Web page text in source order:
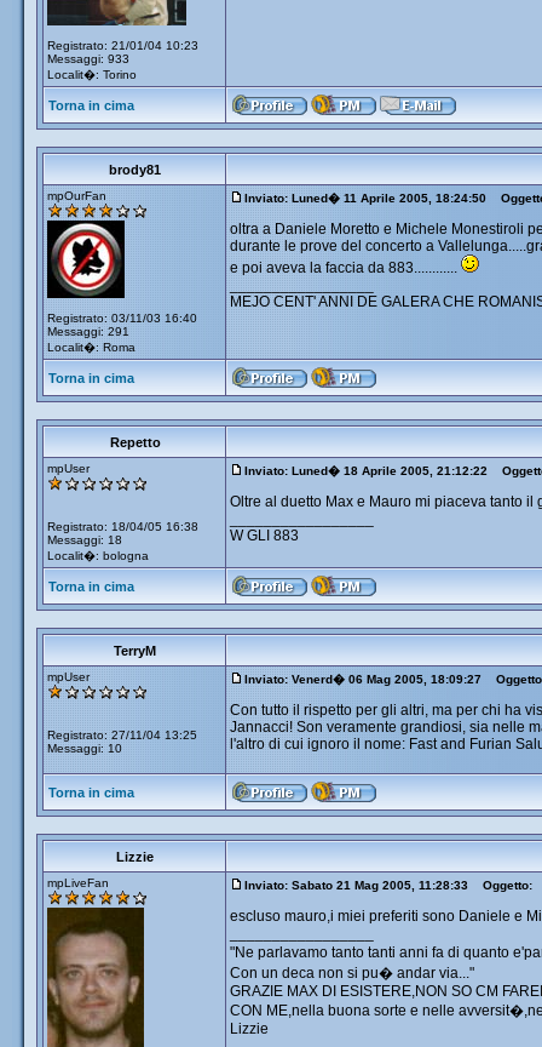
Registrato: 21/01/04 10:23
Messaggi: 933
Localit�: Torino
Torna in cima
brody81
mpOurFan
Registrato: 03/11/03 16:40
Messaggi: 291
Localit�: Roma
Inviato: Luned� 11 Aprile 2005, 18:24:50
oltra a Daniele Moretto e Michele Monestiroli
durante le prove del concerto a
e poi aveva la faccia da 883............
MEJO CENT' ANNI DE GALERA CHE
Torna in cima
Repetto
mpUser
Registrato: 18/04/05 16:38
Messaggi: 18
Localit�: bologna
Inviato: Luned� 18 Aprile 2005, 21:12:22
Oltre al duetto Max e Mauro mi piaceva tanto il
W GLI 883
Torna in cima
TerryM
mpUser
Registrato: 27/11/04 13:25
Messaggi: 10
Inviato: Venerd� 06 Mag 2005, 18:09:27
Con tutto il rispetto per gli altri, ma per chi ha
Jannacci! Son veramente grandiosi, sia nelle
l'altro di cui ignoro il nome: Fast and Furian
Torna in cima
Lizzie
mpLiveFan Inviato: Sabato 21 Mag 2005, 11:28:33 Oggetto:
escluso mauro,i miei preferiti sono Daniele e
"Ne parlavamo tanto tanti anni fa di quanto
Con un deca non si pu� andar via..."
GRAZIE MAX DI ESISTERE,NON SO CM
CON ME,nella buona sorte e nelle
Lizzie